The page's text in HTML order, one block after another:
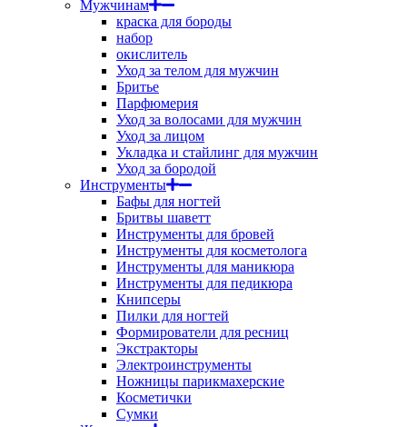
Мужчинам
краска для бороды
набор
окислитель
Уход за телом для мужчин
Бритье
Парфюмерия
Уход за волосами для мужчин
Уход за лицом
Укладка и стайлинг для мужчин
Уход за бородой
Инструменты
Бафы для ногтей
Бритвы шаветт
Инструменты для бровей
Инструменты для косметолога
Инструменты для маникюра
Инструменты для педикюра
Книпсеры
Пилки для ногтей
Формирователи для ресниц
Экстракторы
Электроинструменты
Ножницы парикмахерские
Косметички
Сумки